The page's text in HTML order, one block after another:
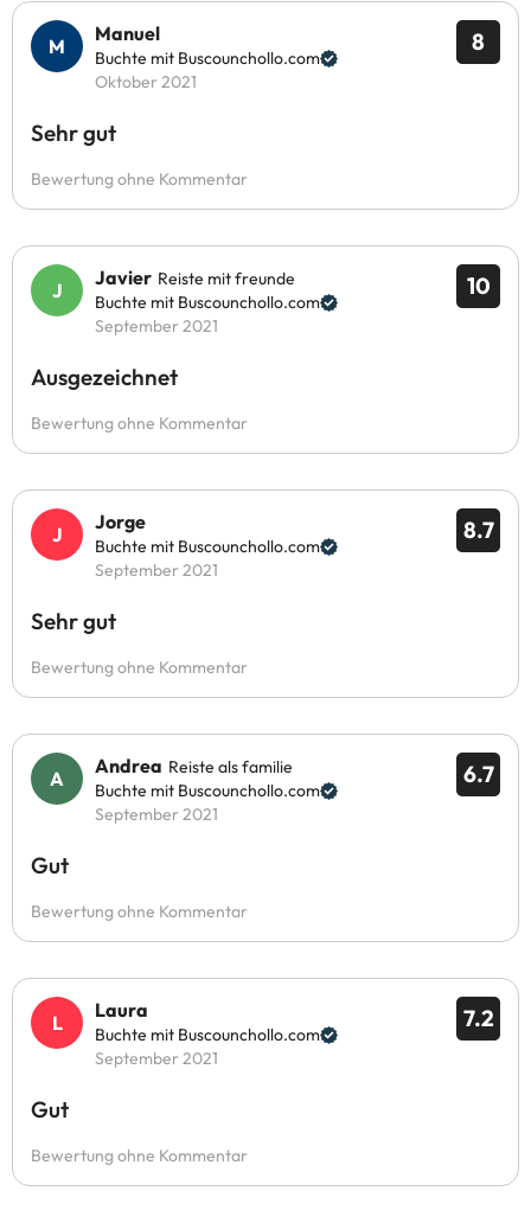
8
Manuel
Buchte mit Buscounchollo.com
Oktober 2021
Sehr gut
Bewertung ohne Kommentar
10
Javier Reiste mit freunde
Buchte mit Buscounchollo.com
September 2021
Ausgezeichnet
Bewertung ohne Kommentar
8.7
Jorge
Buchte mit Buscounchollo.com
September 2021
Sehr gut
Bewertung ohne Kommentar
6.7
Andrea Reiste als familie
Buchte mit Buscounchollo.com
September 2021
Gut
Bewertung ohne Kommentar
7.2
Laura
Buchte mit Buscounchollo.com
September 2021
Gut
Bewertung ohne Kommentar